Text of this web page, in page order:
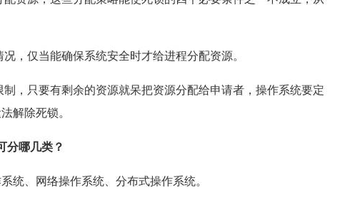
仅当能确保系统安全时才给进程分配资源。
只要有剩余的资源就呆把资源分配给申请者，操作系统要定
解除死锁。
分哪几类？
、网络操作系统、分布式操作系统。